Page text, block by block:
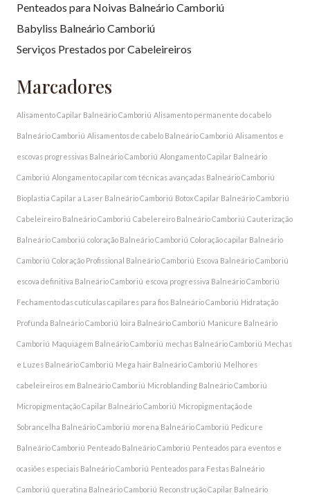
Penteados para Noivas Balneário Camboriú
Babyliss Balneário Camboriú
Serviços Prestados por Cabeleireiros
Marcadores
Alisamento Capilar Balneário Camboriú Alisamento permanente do cabelo
Balneário Camboriú Alisamentos de cabelo Balneário Camboriú Alisamentos e
escovas progressivas Balneário Camboriú Alongamento Capilar Balneário
Camboriú Alongamento capilar com técnicas avançadas Balneário Camboriú
Bioplastia Capilar a Laser Balneário Camboriú Botox Capilar Balneário Camboriú
Cabeleireiro Balneário Camboriú Cabelereiro Balneário Camboriú Cauterização
Balneário Camboriú coloração Balneário Camboriú Coloração capilar Balneário
Camboriú Coloração Profissional Balneário Camboriú Escova Balneário Camboriú
escova definitiva Balneário Camboriú escova progressiva Balneário Camboriú
Fechamento das cutículas capilares para fios Balneário Camboriú Hidratação
Profunda Balneário Camboriú loira Balneário Camboriú Manicure Balneário
Camboriú Maquiagem Balneário Camboriú mechas Balneário Camboriú Mechas
e Luzes Balneário Camboriú Mega hair Balneário Camboriú Melhores
cabeleireiros em Balneário Camboriú Microblanding Balneário Camboriú
Micropigmentação Capilar Balneário Camboriú Micropigmentação de
Sobrancelha Balneário Camboriú morena Balneário Camboriú Pedicure
Balneário Camboriú Penteado Balneário Camboriú Penteados para eventos e
ocasiões especiais Balneário Camboriú Penteados para Festas Balneário
Camboriú queratina Balneário Camboriú Reconstrução Capilar Balneário